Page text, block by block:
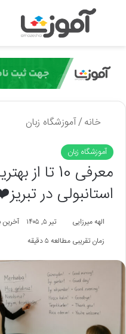
جستجو برای
خانه/آموزشگاه زبان
آموزشگاه زبان
معرفی 10
استانبولی در تبریز❤️【
الهه میرزایی تیر ۵, ۱۴۰۵ آخرین
زمان تقریبی مطالعه ۵ دقیقه